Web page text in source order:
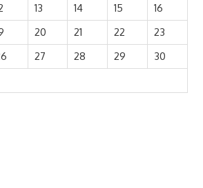
13 14 15
16
20 21 22
23
27 28 29
30